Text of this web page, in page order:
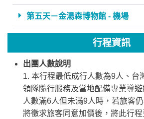
第五天－金湯森博物館 - 機場
行程資訊
出團人數說明
1. 本行程最低成行人數為9人、台
領隊隨行服務及當地配備專業導
人數滿6人但未滿9人時，若旅客
將徵求旅客同意加價後，將此行